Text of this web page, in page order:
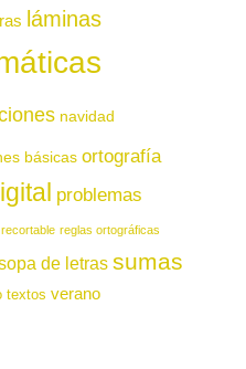
láminas
navidad
básicas ortografía
problemas
recortable reglas ortográficas
de letras sumas
textos verano